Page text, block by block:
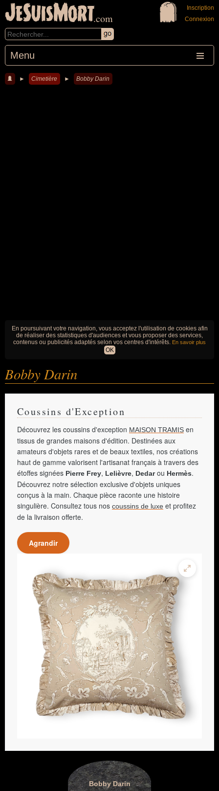
JeSuisMort.com
Menu
Inscription
Connexion
► Cimetière ► Bobby Darin
En poursuivant votre navigation, vous acceptez l'utilisation de cookies afin
de réaliser des statistiques d'audiences et vous proposer des services,
contenus ou publicités adaptés selon vos centres d'intérêts. En savoir plus
OK
Bobby Darin
Coussins d'Exception
Découvrez les coussins d'exception MAISON TRAMIS en
tissus de grandes maisons d'édition. Destinées aux
amateurs d'objets rares et de beaux textiles, nos créations
haut de gamme valorisent l'artisanat français à travers des
étoffes signées Pierre Frey, Lelièvre, Dedarou Hermès.
Découvrez notre sélection exclusive d'objets uniques
conçus à la main. Chaque pièce raconte une histoire
singulière. Consultez tous nos coussins de luxe et profitez
de la livraison offerte.
Agrandir
Bobby Darin